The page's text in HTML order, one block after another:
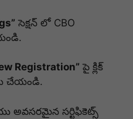
సెక్షన్ లో CBO
Registration” పై క్లిక్
చేయండి.
అవసరమైన సర్టిఫికెట్స్